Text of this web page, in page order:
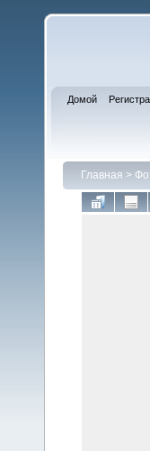
Домой
Главная >